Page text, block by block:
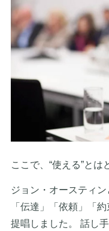
ここで、“使える”とは
ジョン・オースティン
「伝達」「依頼」「
提唱しました。 話し